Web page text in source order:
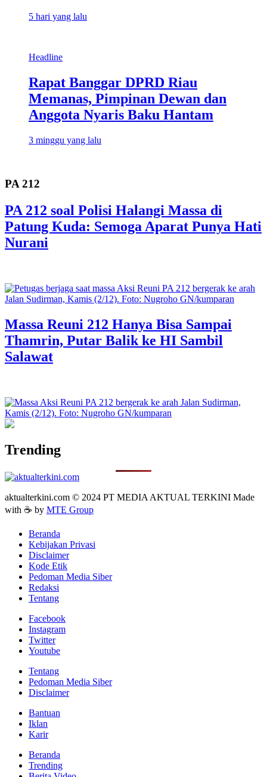
5 hari yang lalu
Headline
Rapat Banggar DPRD Riau
Memanas, Pimpinan Dewan dan
Anggota Nyaris Baku Hantam
3 minggu yang lalu
PA 212
PA 212 soal Polisi Halangi Massa di
Patung Kuda: Semoga Aparat Punya Hati
Nurani
Massa Reuni 212 Hanya Bisa Sampai
Thamrin, Putar Balik ke HI Sambil
Salawat
Trending
aktualterkini.com © 2024 PT MEDIA AKTUAL TERKINI Made
with ☕ by MTE Group
Beranda
Kebijakan Privasi
Disclaimer
Kode Etik
Pedoman Media Siber
Redaksi
Tentang
Facebook
Instagram
Twitter
Youtube
Tentang
Pedoman Media Siber
Disclaimer
Bantuan
Iklan
Karir
Beranda
Trending